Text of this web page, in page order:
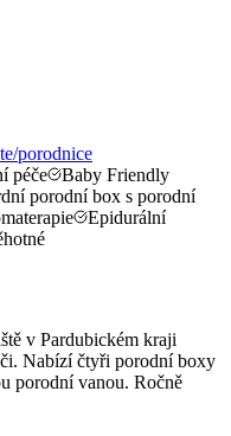
porodnice
péče
Baby Friendly
porodní box s porodní
Epidurální
v Pardubickém kraji
Nabízí čtyři porodní boxy
porodní vanou. Ročně